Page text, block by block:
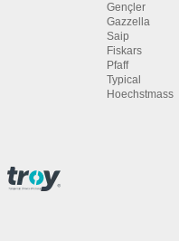
Gençler
Gazzella
Saip
Fiskars
Pfaff
Typical
Hoechstmass